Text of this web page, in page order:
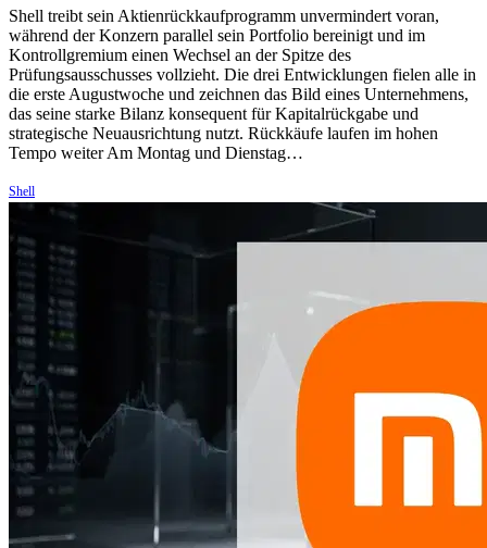
Shell treibt sein Aktienrückkaufprogramm unvermindert voran,
während der Konzern parallel sein Portfolio bereinigt und im
Kontrollgremium einen Wechsel an der Spitze des
Prüfungsausschusses vollzieht. Die drei Entwicklungen fielen alle in
die erste Augustwoche und zeichnen das Bild eines Unternehmens,
das seine starke Bilanz konsequent für Kapitalrückgabe und
strategische Neuausrichtung nutzt. Rückkäufe laufen im hohen
Tempo weiter Am Montag und Dienstag…
Shell